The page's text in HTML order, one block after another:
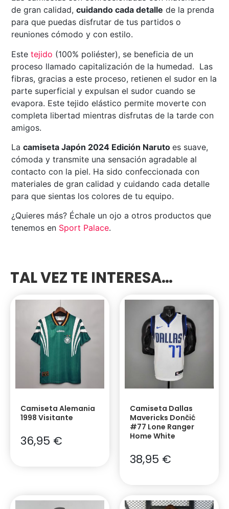
de gran calidad,cuidando cada detalle de la prenda
para que puedas disfrutar de tus partidos o
reuniones cómodo y con estilo.
Estetejido (100% poliéster), se beneficia de un
proceso llamado capitalización de la humedad. Las
fibras, gracias a este proceso, retienen el sudor en la
parte superficial y expulsan el sudor cuando se
evapora. Este tejido elástico permite moverte con
completa libertad mientras disfrutas de la tarde con
amigos.
Lacamiseta Japón 2024 Edición Naruto es suave,
cómoda y transmite una sensación agradable al
contacto con la piel. Ha sido confeccionada con
materiales de gran calidad y cuidando cada detalle
para que sientas los colores de tu equipo.
¿Quieres más? Échale un ojo a otros productos que
tenemos en Sport Palace.
TAL VEZ TE INTERESA…
Camiseta Alemania
1998 Visitante
36,95 €
Camiseta Dallas
Mavericks Dončić
#77 Lone Ranger
Home White
38,95 €